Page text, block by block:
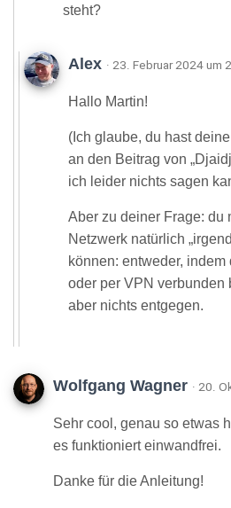
steht?
Alex · 23. Februar 2024 um
Hallo Martin!
(Ich glaube, du hast
an den Beitrag von
ich leider nichts sagen
Aber zu deiner Frage: du
Netzwerk natürlich
können: entweder,
oder per VPN verbunden
aber nichts entgegen.
Wolfgang Wagner · 20.
Sehr cool, genau so etwas
es funktioniert einwandfrei.
Danke für die Anleitung!